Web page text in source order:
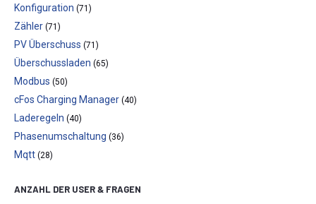
Konfiguration (71)
Zähler (71)
PV Überschuss (71)
Überschussladen (65)
Modbus (50)
cFos Charging Manager (40)
Laderegeln (40)
Phasenumschaltung (36)
Mqtt (28)
ANZAHL DER USER & FRAGEN